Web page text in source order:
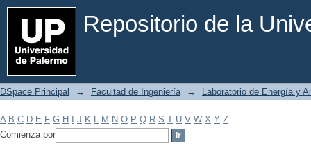
Repositorio de la
Filtrar por: Materia
DSpace Principal → Facultad de Ingeniería → Laboratorio de Energía y
A B C D E F G H J K L M N O P Q R S T U V W X Y Z
Comienza por